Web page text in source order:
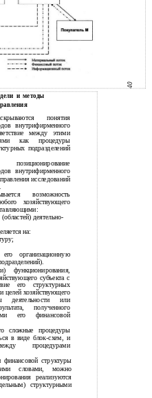
40
и методы
понятия
внутрифирменного
между этими
как процедуры
подразделений
внутрифирменного
исследований
возможность
хозяйствующего
деятельно-
на:
организационную
функционирования,
субъекта с
его структурных
целей хозяйствующего
деятельности или
полученного
его финансовой
сложные процедуры
в виде блок-схем, и
процедурами
финансовой структуры
словами, можно
реализуются
структурными